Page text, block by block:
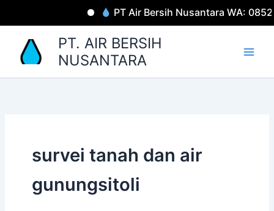
PT Air Bersih Nusantara WA:
PT. AIR BERSIH
NUSANTARA
survei tanah dan air
gunungsitoli